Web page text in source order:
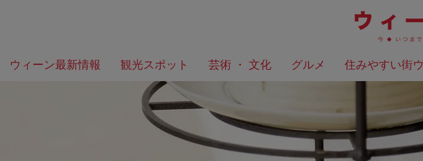
ニ
の
ウィーン最新情報 観光スポット 芸術 ・ 文化 グルメ 住みやすい街
何
を
お
し
す
か？